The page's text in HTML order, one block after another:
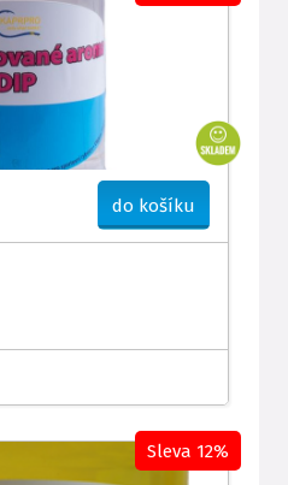
do košíku
Sleva 12%